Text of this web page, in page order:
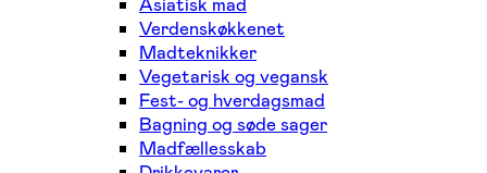
Verdenskøkkenet
Madteknikker
Vegetarisk og vegansk
Fest- og hverdagsmad
Bagning og søde sager
Madfællesskab